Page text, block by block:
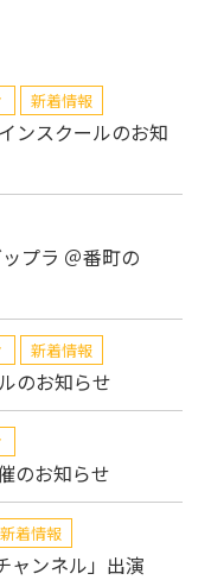
新着情報
ンスクールのお知
プラ ＠番町の
新着情報
のお知らせ
のお知らせ
新着情報
ャンネル」出演